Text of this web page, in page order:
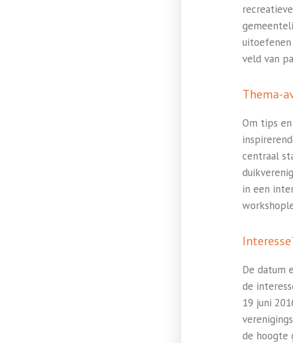
uitoefenen
veld van
Thema-
Om tips
centraal
in een
De datum
de
19 juni
de hoogte